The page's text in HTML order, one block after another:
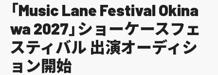
「Music Lane Festival Okina
wa 2027」ショーケースフェ
スティバル 出演オーディシ
ョン開始